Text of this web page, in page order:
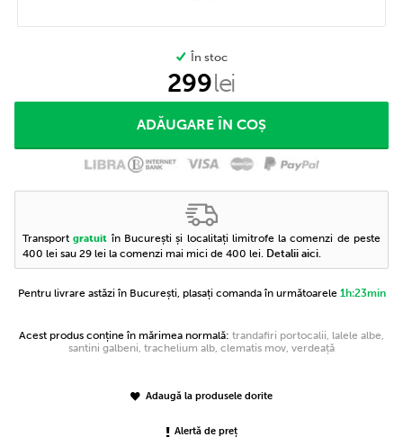
În stoc
299lei
Transportgratuit în București și localitați limitrofe la comenzi de peste
400 lei sau 29 lei la comenzi mai mici de 400 lei. Detalii aici.
Pentru livrare astăzi în București, plasați comanda în următoarele 1h:23min
Acest produs conține în mărimea normală: trandafiri portocalii, lalele albe,
santini galbeni, trachelium alb, clematis mov, verdeață
Adaugă la produsele dorite
Alertă de preț